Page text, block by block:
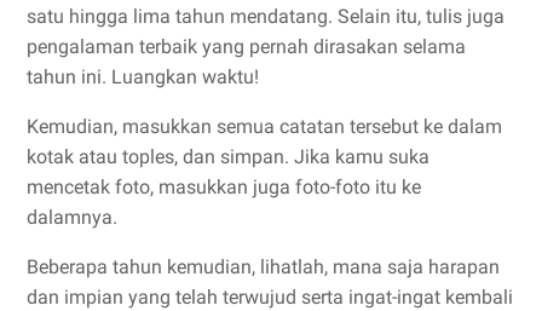
satu hingga lima tahun mendatang. Selain itu, tulis juga
pengalaman terbaik yang pernah dirasakan selama
tahun ini. Luangkan waktu!
Kemudian, masukkan semua catatan tersebut ke dalam
kotak atau toples, dan simpan. Jika kamu suka
mencetak foto, masukkan juga foto-foto itu ke
dalamnya.
Beberapa tahun kemudian, lihatlah, mana saja harapan
dan impian yang telah terwujud serta ingat-ingat kembali